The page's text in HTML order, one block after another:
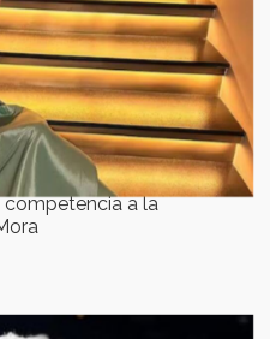
competencia a la